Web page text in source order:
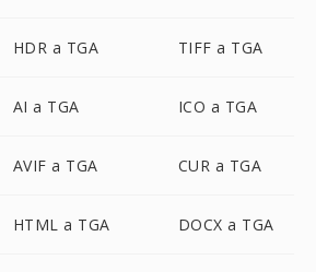
HDR a TGA TIFF a TGA
AI a TGA ICO a TGA
AVIF a TGA CUR a TGA
HTML a TGA DOCX a TGA